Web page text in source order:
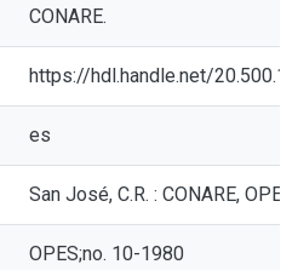
CONARE.
https://hdl.handle.net/
es
San José, C.R. : CONARE, OPES
OPES;no. 10-1980